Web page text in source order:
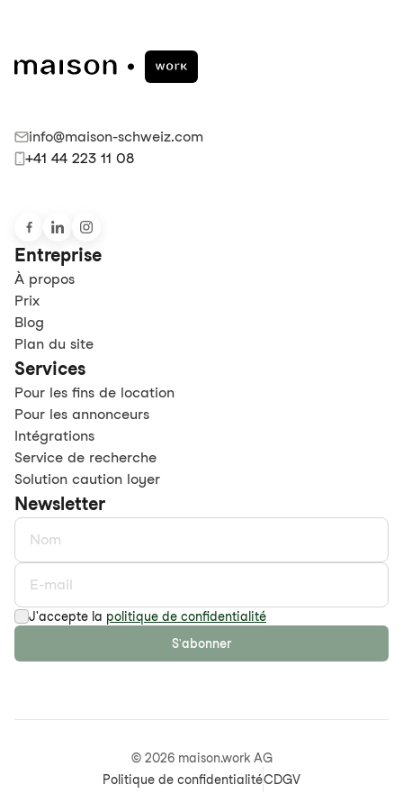
info@maison-schweiz.com
+41 44 223 11 08
Entreprise
À propos
Prix
Blog
Plan du site
Services
Pour les fins de location
Pour les annonceurs
Intégrations
Service de recherche
Solution caution loyer
Newsletter
J'accepte la politique de confidentialité
S'abonner
© 2026maison.work AG
Politique de confidentialitéCDGV